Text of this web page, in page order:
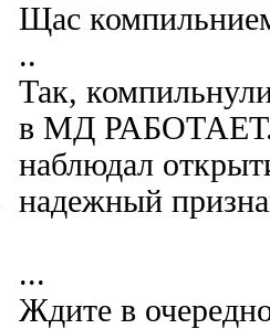
Щас
..
Так,
в МД РАБОТАЕТ.
наблюдал
надежный
...
Ждите в